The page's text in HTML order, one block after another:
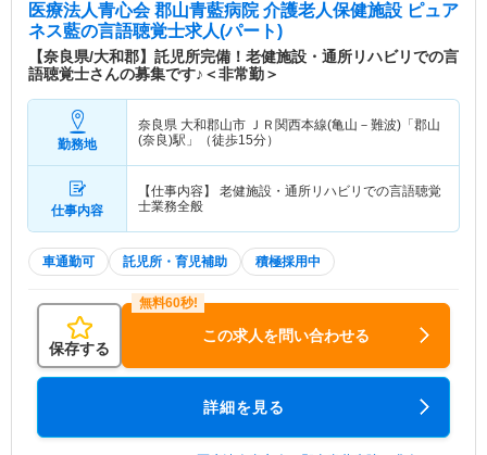
医療法人青心会 郡山青藍病院 介護老人保健施設 ピュア
ネス藍の言語聴覚士求人(パート)
【奈良県/大和郡】託児所完備！老健施設・通所リハビリでの言
語聴覚士さんの募集です♪＜非常勤＞
勤務地
奈良県 大和郡山市 ＪＲ関西本線(亀山－難波)「郡山
(奈良)駅」（徒歩15分）
仕事内容
【仕事内容】 老健施設・通所リハビリでの言語聴覚
士業務全般
車通勤可 託児所・育児補助 積極採用中
保存する
この求人を問い合わせる
詳細を見る